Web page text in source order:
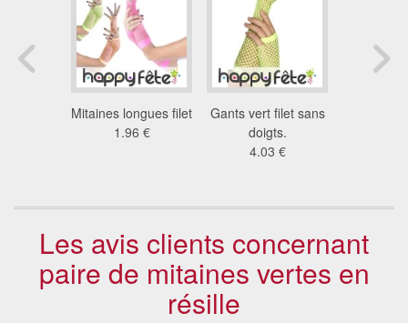
Mitaines longues filet
1.96 €
Gants vert filet sans
doigts.
4.03 €
Les avis clients concernant
paire de mitaines vertes en
résille